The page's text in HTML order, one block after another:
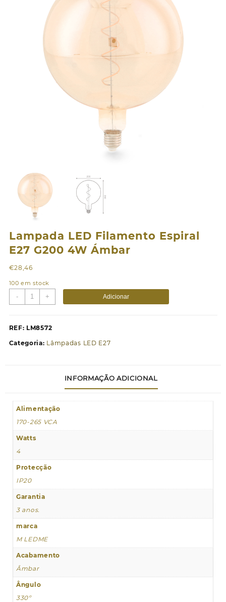
Lampada LED Filamento Espiral
E27 G200 4W Ámbar
€28,46
100 em stock
-
Quantidade
de
LED
Espiral
+ Adicionar
REF: LM8572
Categoria: Lâmpadas LED E27
INFORMAÇÃO ADICIONAL
Alimentação
170-265 VCA
Watts
4
Protecção
IP20
Garantia
3 anos.
marca
M LEDME
Acabamento
Âmbar
Ângulo
330º